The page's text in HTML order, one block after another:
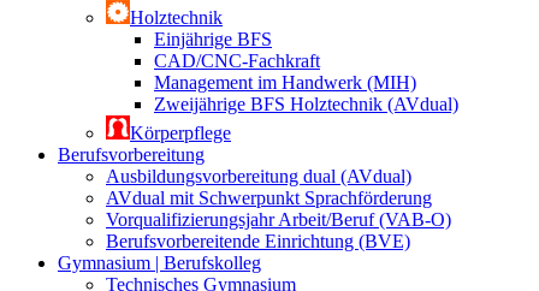
Holztechnik
Einjährige BFS
CAD/CNC-Fachkraft
Management im Handwerk (MIH)
Zweijährige BFS Holztechnik (AVdual)
Körperpflege
Berufsvorbereitung
Ausbildungsvorbereitung dual (AVdual)
AVdual mit Schwerpunkt Sprachförderung
Vorqualifizierungsjahr Arbeit/Beruf (VAB-O)
Berufsvorbereitende Einrichtung (BVE)
Gymnasium | Berufskolleg
Technisches Gymnasium